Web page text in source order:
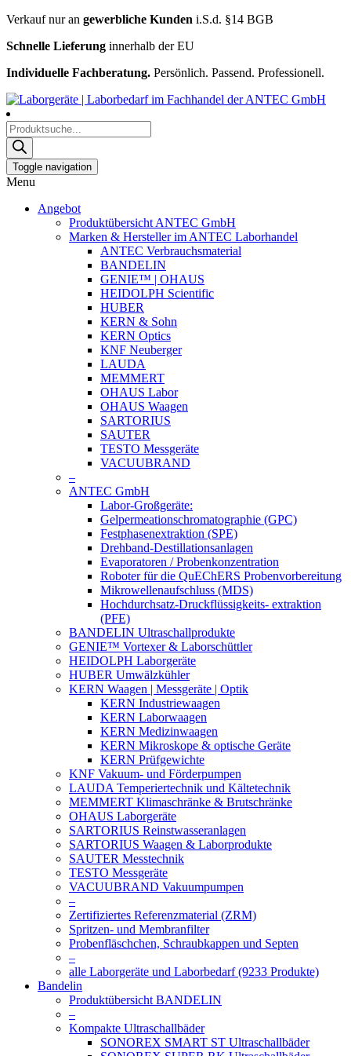
Verkauf nur an gewerbliche Kunden i.S.d. §14 BGB
Schnelle Lieferung innerhalb der EU
Individuelle Fachberatung. Persönlich. Passend. Professionell.
Products
search
Toggle navigation
Menu
Angebot
Produktübersicht ANTEC GmbH
Marken & Hersteller im ANTEC Laborhandel
ANTEC Verbrauchsmaterial
BANDELIN
GENIE™ | OHAUS
HEIDOLPH Scientific
HUBER
KERN & Sohn
KERN Optics
KNF Neuberger
LAUDA
MEMMERT
OHAUS Labor
OHAUS Waagen
SARTORIUS
SAUTER
TESTO Messgeräte
VACUUBRAND
–
ANTEC GmbH
Labor-Großgeräte:
Gelpermeationschromatographie (GPC)
Festphasenextraktion (SPE)
Drehband-Destillationsanlagen
Evaporatoren / Probenkonzentration
Roboter für die QuEChERS Probenvorbereitung
Mikrowellenaufschluss (MDS)
Hochdurchsatz-Druckflüssigkeits- extraktion
(PFE)
BANDELIN Ultraschallprodukte
GENIE™ Vortexer & Laborschüttler
HEIDOLPH Laborgeräte
HUBER Umwälzkühler
KERN Waagen | Messgeräte | Optik
KERN Industriewaagen
KERN Laborwaagen
KERN Medizinwaagen
KERN Mikroskope & optische Geräte
KERN Prüfgewichte
KNF Vakuum- und Förderpumpen
LAUDA Temperiertechnik und Kältetechnik
MEMMERT Klimaschränke & Brutschränke
OHAUS Laborgeräte
SARTORIUS Reinstwasseranlagen
SARTORIUS Waagen & Laborprodukte
SAUTER Messtechnik
TESTO Messgeräte
VACUUBRAND Vakuumpumpen
–
Zertifiziertes Referenzmaterial (ZRM)
Spritzen- und Membranfilter
Probenfläschchen, Schraubkappen und Septen
–
alle Laborgeräte und Laborbedarf (9233 Produkte)
Bandelin
Produktübersicht BANDELIN
–
Kompakte Ultraschallbäder
SONOREX SMART ST Ultraschallbäder